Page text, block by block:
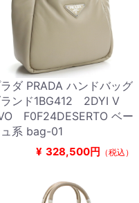
ダ PRADA ハンドバッグ
ンド1BG412 2DYI V
F0F24DESERTO ベー
系 bag-01
¥ 328,500円 （税込）